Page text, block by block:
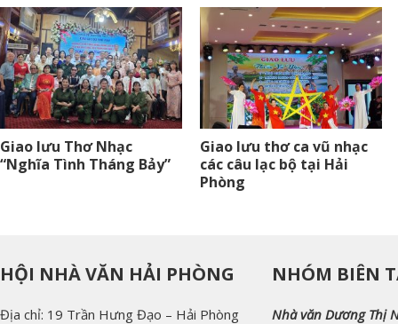
Giao lưu Thơ Nhạc
“Nghĩa Tình Tháng Bảy”
Giao lưu thơ ca vũ nhạc
các câu lạc bộ tại Hải
Phòng
HỘI NHÀ VĂN HẢI PHÒNG
Địa chỉ: 19 Trần Hưng Đạo – Hải Phòng
NHÓM BIÊN
Nhà văn Dương Thị